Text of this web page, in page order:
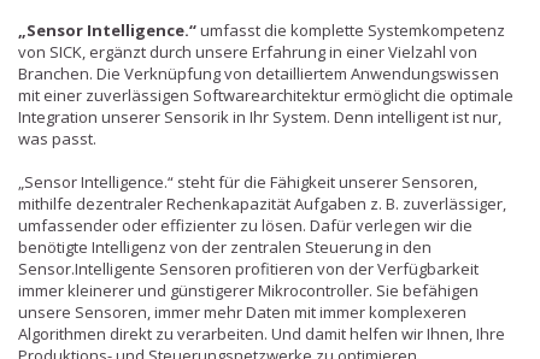
„Sensor Intelligence.“umfasst die komplette Systemkompetenz
von SICK, ergänzt durch unsere Erfahrung in einer Vielzahl von
Branchen. Die Verknüpfung von detailliertem Anwendungswissen
mit einer zuverlässigen Softwarearchitektur ermöglicht die optimale
Integration unserer Sensorik in Ihr System. Denn intelligent ist nur,
was passt.
„Sensor Intelligence.“ steht für die Fähigkeit unserer Sensoren,
mithilfe dezentraler Rechenkapazität Aufgaben z. B. zuverlässiger,
umfassender oder effizienter zu lösen. Dafür verlegen wir die
benötigte Intelligenz von der zentralen Steuerung in den
Sensor.Intelligente Sensoren profitieren von der Verfügbarkeit
immer kleinerer und günstigerer Mikrocontroller. Sie befähigen
unsere Sensoren, immer mehr Daten mit immer komplexeren
Algorithmen direkt zu verarbeiten. Und damit helfen wir Ihnen, Ihre